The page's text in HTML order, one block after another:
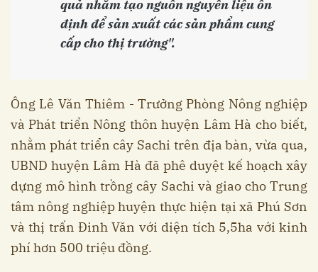
quả nhằm tạo nguồn nguyên liệu ổn
định để sản xuất các sản phẩm cung
cấp cho thị trường".
Ông Lê Văn Thiêm - Trưởng Phòng Nông nghiệp
và Phát triển Nông thôn huyện Lâm Hà cho biết,
nhằm phát triển cây Sachi trên địa bàn, vừa qua,
UBND huyện Lâm Hà đã phê duyệt kế hoạch xây
dựng mô hình trồng cây Sachi và giao cho Trung
tâm nông nghiệp huyện thực hiện tại xã Phú Sơn
và thị trấn Đinh Văn với diện tích 5,5ha với kinh
phí hơn 500 triệu đồng.